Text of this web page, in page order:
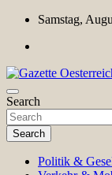
Skip
content
Samstag,
Gazette
Magazin für
Search
Search
Politik &